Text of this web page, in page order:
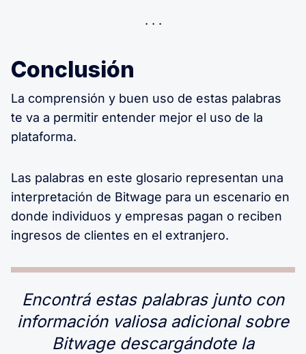
Conclusión
La comprensión y buen uso de estas palabras
te va a permitir entender mejor el uso de la
plataforma.
Las palabras en este glosario representan una
interpretación de Bitwage para un escenario en
donde individuos y empresas pagan o reciben
ingresos de clientes en el extranjero.
Encontrá estas palabras junto con
información valiosa adicional sobre
Bitwage descargándote la